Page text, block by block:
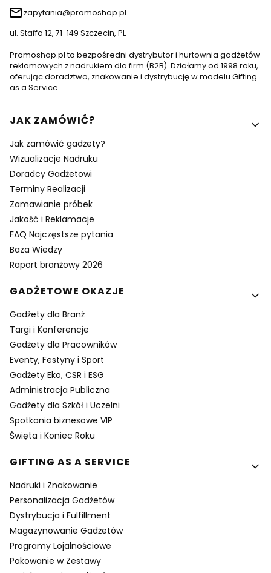
zapytania@promoshop.pl
ul. Staffa 12, 71-149 Szczecin, PL
Promoshop.pl to bezpośredni dystrybutor i hurtownia gadżetów
reklamowych z nadrukiem dla firm (B2B). Działamy od 1998 roku,
oferując doradztwo, znakowanie i dystrybucję w modelu Gifting
as a Service.
Linki w stopce
JAK ZAMÓWIĆ?
Jak zamówić gadżety?
Wizualizacje Nadruku
Doradcy Gadżetowi
Terminy Realizacji
Zamawianie próbek
Jakość i Reklamacje
FAQ Najczęstsze pytania
Baza Wiedzy
Raport branżowy 2026
GADŻETOWE OKAZJE
Gadżety dla Branż
Targi i Konferencje
Gadżety dla Pracowników
Eventy, Festyny i Sport
Gadżety Eko, CSR i ESG
Administracja Publiczna
Gadżety dla Szkół i Uczelni
Spotkania biznesowe VIP
Święta i Koniec Roku
GIFTING AS A SERVICE
Nadruki i Znakowanie
Personalizacja Gadżetów
Dystrybucja i Fulfillment
Magazynowanie Gadżetów
Programy Lojalnościowe
Pakowanie w Zestawy